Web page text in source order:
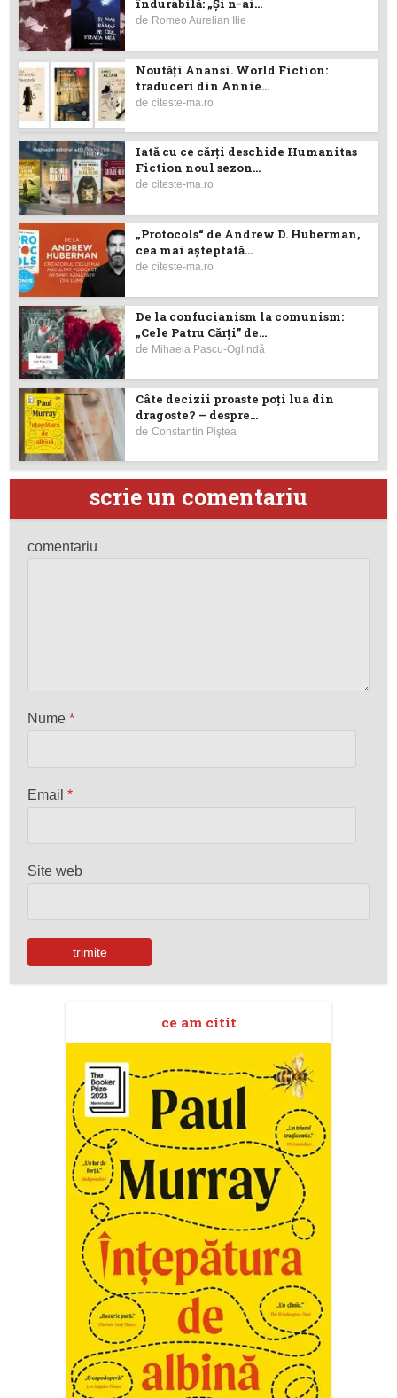
îndurabilă: „Și n-ai...
de Romeo Aurelian Ilie
Noutăţi Anansi. World Fiction:
traduceri din Annie...
deciteste-ma.ro
Iată cu ce cărţi deschide Humanitas
Fiction noul sezon...
deciteste-ma.ro
„Protocols“ de Andrew D. Huberman,
cea mai așteptată...
deciteste-ma.ro
De la confucianism la comunism:
„Cele Patru Cărți” de...
de Mihaela Pascu-Oglindă
Câte decizii proaste poţi lua din
dragoste? – despre...
deConstantin Piştea
scrie un comentariu
comentariu
Nume*
Email*
Site web
ce am citit